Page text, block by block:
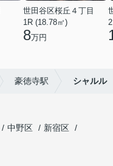
世田谷区桜丘４丁目
1R (18.78㎡)
8万円
豪徳寺駅 シャルル
中野区
新宿区